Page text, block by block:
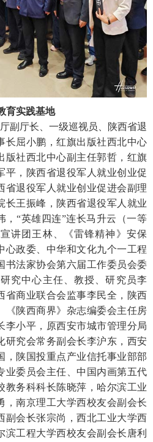
育实践基地
副厅长、一级巡视员、陕西省退
长屈小鹏，红旗出版社西北中心
版社西北中心副主任郭哲，红旗
平，陕西省退役军人就业创业促
省退役军人就业创业促进会副理
长王振峰，陕西省退役军人就业
，“英雄四连”连长马升云（一等
讲团王林、《雷锋精神》安保
心政委、中华和文化九个一工程
书法家协会第六届工作委员会委
究中心主任、教授、研究员李
省商业联合会监事李民全，陕西
《陕西商界》杂志编委会主任房
李小平，原西安市城市管理分局
研究会常务副会长李沪东，西安
，陕国投重点产业信托事业部部
业委员会主任、中国内画第五代
教务科科长陈晓萍，哈尔滨工业
，南京理工大学西校友会副会长
副会长张宗尚，西北工业大学西
滨工程大学西校友会副会长唐利